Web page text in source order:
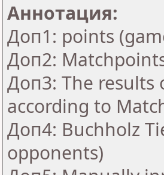
Аннотация:
Доп1: points
Доп2:
Доп3: The
according to
Доп4: Buchholz
opponents)